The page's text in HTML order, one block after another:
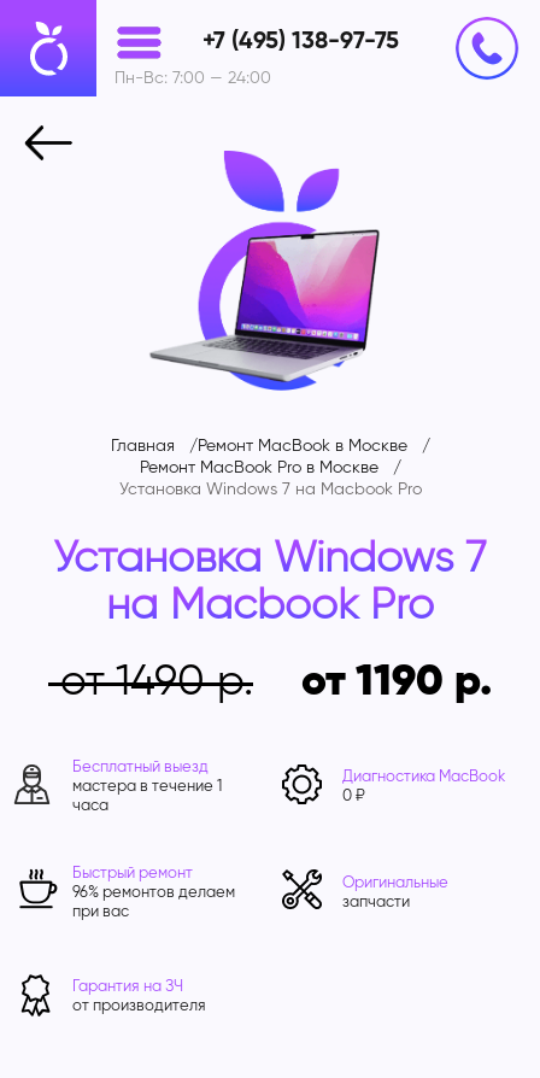
+7 (495) 138-97-75
Пн-Вс: 7:00 — 24:00
Главная
Ремонт MacBook в Москве
Ремонт MacBook Pro в Москве
Установка Windows 7 на Macbook Pro
Установка Windows 7
на Macbook Pro
от 1490
от 1190
Бесплатный выезд
мастера в течение 1
часа
Диагностика MacBook
0 ₽
Быстрый ремонт
96% ремонтов делаем
при вас
Оригинальные
запчасти
Гарантия на ЗЧ
от производителя